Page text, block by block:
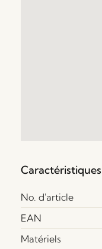
Caractéristiques
No. d'article
EAN
Matériels